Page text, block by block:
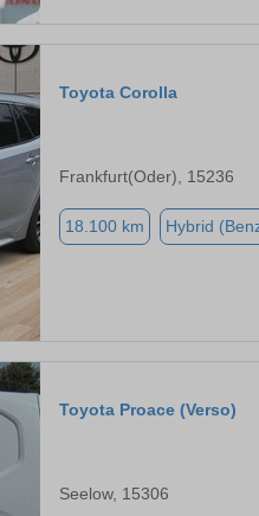
Toyota Corolla
Frankfurt(Oder), 15236
18.100 km Hybrid
Toyota Proace (Verso)
Seelow, 15306